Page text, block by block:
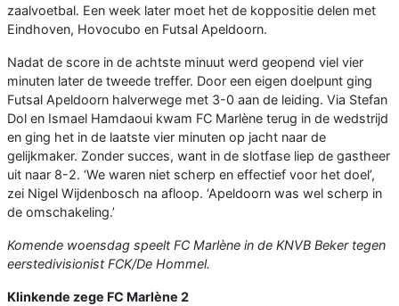
zaalvoetbal. Een week later moet het de koppositie delen met
Eindhoven, Hovocubo en Futsal Apeldoorn.
Nadat de score in de achtste minuut werd geopend viel vier
minuten later de tweede treffer. Door een eigen doelpunt ging
Futsal Apeldoorn halverwege met 3-0 aan de leiding. Via Stefan
Dol en Ismael Hamdaoui kwam FC Marlène terug in de wedstrijd
en ging het in de laatste vier minuten op jacht naar de
gelijkmaker. Zonder succes, want in de slotfase liep de gastheer
uit naar 8-2. ‘We waren niet scherp en effectief voor het doel’,
zei Nigel Wijdenbosch na afloop. ‘Apeldoorn was wel scherp in
de omschakeling.’
Komende woensdag speelt FC Marlène in de KNVB Beker tegen
eerstedivisionist FCK/De Hommel.
Klinkende zege FC Marlène 2